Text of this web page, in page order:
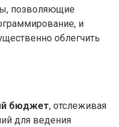
позволяющие
и
облегчить
бюджет, отслеживая
для ведения